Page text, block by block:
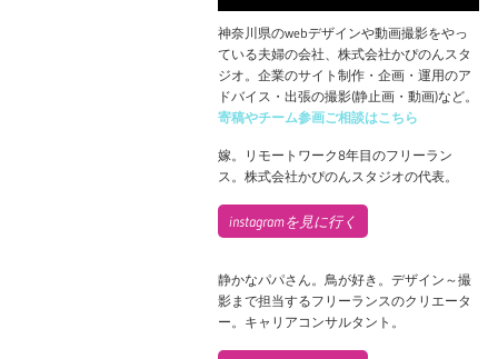
神奈川県のwebデザインや動画撮影をやっ
ている夫婦の会社、株式会社かぴのんスタ
ジオ。企業のサイト制作・企画・運用のア
ドバイス・出張の撮影(静止画・動画)など。
寄稿やチーム参画ご相談はこちら
嫁。リモートワーク8年目のフリーラン
ス。株式会社かぴのんスタジオの代表。
instagramを見に行く
静かなパパさん。鳥が好き。デザイン～撮
影まで担当するフリーランスのクリエータ
ー。キャリアコンサルタント。